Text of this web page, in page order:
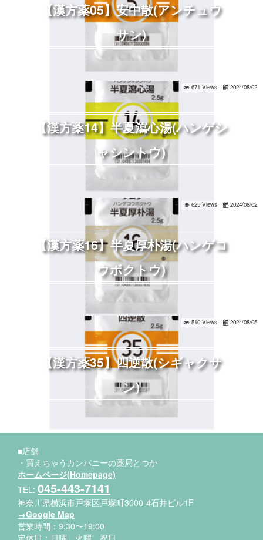
【漢方薬05】安中散(アンチュウ
サン)
【漢方薬14】半夏瀉心湯(ハンゲシ
ャシントウ)
671 Views 2024/08/02
【漢方薬16】半夏厚朴湯(ハンゲコ
ウボクトウ)
625 Views 2024/08/02
【漢方薬35】四逆散(シギャクサ
ン)
510 Views 2024/08/05
■店舗
・買えちゃうカンパニーの薬局とつか
ホームページ(Homepage)
TEL: 045-443-7141
神奈川県横浜市戸塚区戸塚町3000-4石井ビル1F
→Google Map
営業時間：9:30〜19:00